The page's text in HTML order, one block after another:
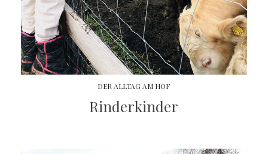
DER ALLTAG AM HOF
Rinderkinder